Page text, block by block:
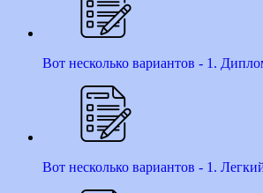
Вот несколько вариантов - 1.
Вот несколько вариантов - 1.